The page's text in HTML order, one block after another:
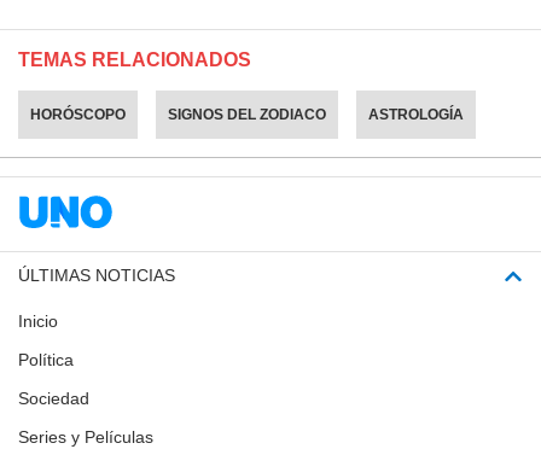
TEMAS RELACIONADOS
HORÓSCOPO SIGNOS DEL ZODIACO ASTROLOGÍA
ÚLTIMAS NOTICIAS
Inicio
Política
Sociedad
Series y Películas